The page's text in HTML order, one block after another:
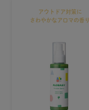
アウトドア対策に
さわやかなアロマの香り